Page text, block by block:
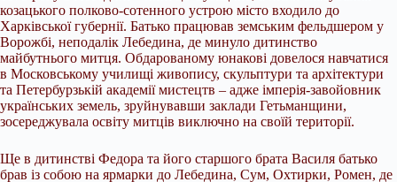
козацького полково-сотенного устрою місто входило до
Харківської губернії. Батько працював земським фельдшером у
Ворожбі, неподалік Лебедина, де минуло дитинство
майбутнього митця. Обдарованому юнакові довелося навчатися
в Московському училищі живопису, скульптури та архітектури
та Петербурзькій академії мистецтв – адже імперія-завойовник
українських земель, зруйнувавши заклади Гетьманщини,
зосереджувала освіту митців виключно на своїй території.
Ще в дитинстві Федора та його старшого брата Василя батько
брав із собою на ярмарки до Лебедина, Сум, Охтирки, Ромен, де